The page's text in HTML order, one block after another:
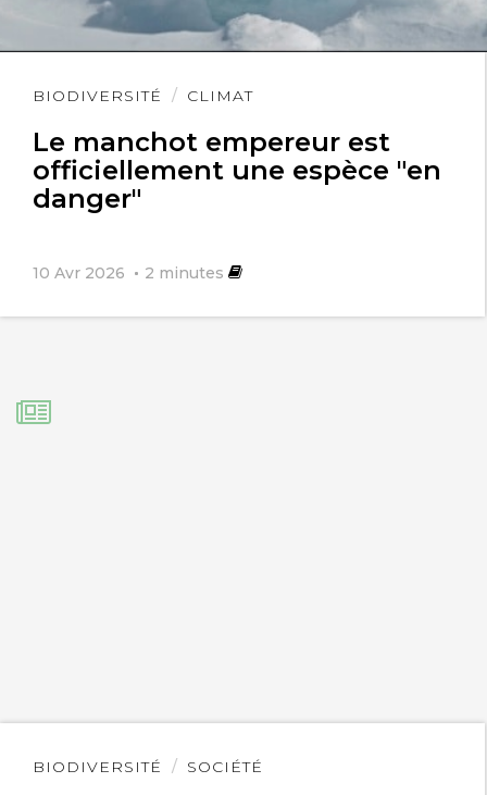
BIODIVERSITÉ CLIMAT
Le manchot empereur est
officiellement une espèce "en
danger"
10 Avr 2026 2 minutes
Lire
BIODIVERSITÉ SOCIÉTÉ
Lire